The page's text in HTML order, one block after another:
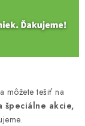
môžete tešiť na
špeciálne akcie,